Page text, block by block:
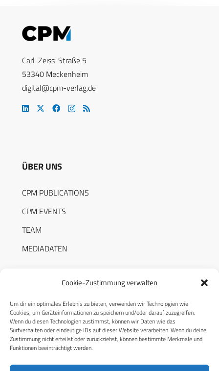
Cookie-Zustimmung verwalten
Um dir ein optimales Erlebnis zu bieten, verwenden wir Technologien wie
Cookies, um Geräteinformationen zu speichern und/oder darauf zuzugreifen.
Wenn du diesen Technologien zustimmst, können wir Daten wie das
Surfverhalten oder eindeutige IDs auf dieser Website verarbeiten. Wenn du deine
Zustimmung nicht erteilst oder zurückziehst, können bestimmte Merkmale und
Funktionen beeinträchtigt werden.
Carl-Zeiss-Straße 5
53340 Meckenheim
digital@cpm-verlag.de
ÜBER UNS
CPM PUBLICATIONS
CPM EVENTS
TEAM
MEDIADATEN
RECHTLICHES
Datenschutzerklärung
Cookie-Richtlinie (EU)